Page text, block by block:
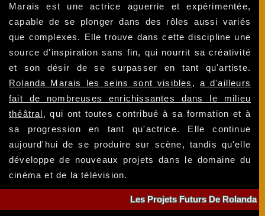
Marais est une actrice aguerrie et expérimentée,
capable de se plonger dans des rôles aussi variés
que complexes. Elle trouve dans cette discipline une
source d'inspiration sans fin, qui nourrit sa créativité
et son désir de se surpasser en tant qu'artiste.
Rolanda Marais les seins sont visibles , a d'ailleurs
fait de nombreuses enrichissantes dans le milieu
théâtral, qui ont toutes contribué à sa formation et à
sa progression en tant qu'actrice. Elle continue
aujourd'hui de se produire sur scène, tandis qu'elle
développe de nouveaux projets dans le domaine du
cinéma et de la télévision.
Les Projets Futurs De Rolanda